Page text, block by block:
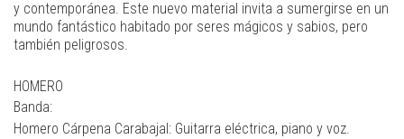
y contemporánea. Este nuevo material invita a sumergirse en un
mundo fantástico habitado por seres mágicos y sabios, pero
también peligrosos.
HOMERO
Banda:
Homero Cárpena Carabajal: Guitarra eléctrica, piano y voz.